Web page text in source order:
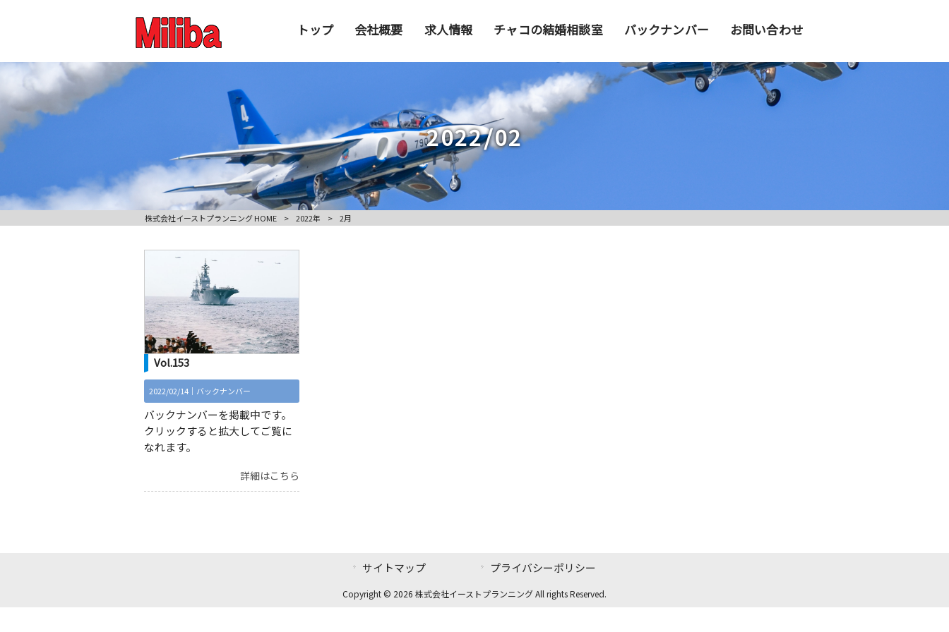
トップ 会社概要 求人情報 チャコの結婚相談室 バックナンバー お問い合わせ
2022/02
株式会社イーストプランニング HOME > 2022年 > 2月
Vol.153
2022/02/14｜ バックナンバー
バックナンバーを掲載中です。
クリックすると拡大してご覧に
なれます。
詳細はこちら
サイトマップ プライバシーポリシー
Copyright © 2026 株式会社イーストプランニング All rights Reserved.